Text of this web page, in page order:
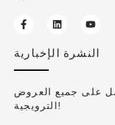
النشرة الإخبارية
على جميع العروض
الترويجية!